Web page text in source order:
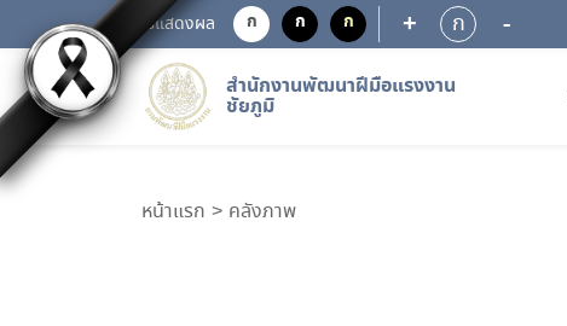
การแสดงผล ก ก ก + ก -
สำนักงานพัฒนาฝีมือแรงงาน
ชัยภูมิ
หน้าแรก คลังภาพ